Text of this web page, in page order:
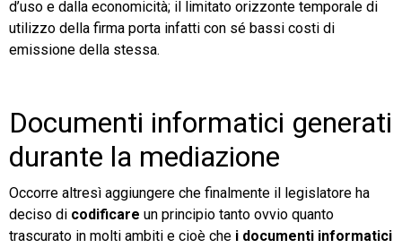
d’uso e dalla economicità; il limitato orizzonte temporale di
utilizzo della firma porta infatti con sé bassi costi di
emissione della stessa.
Documenti informatici generati
durante la mediazione
Occorre altresì aggiungere che finalmente il legislatore ha
deciso di codificare un principio tanto ovvio quanto
trascurato in molti ambiti e cioè che i documenti informatici